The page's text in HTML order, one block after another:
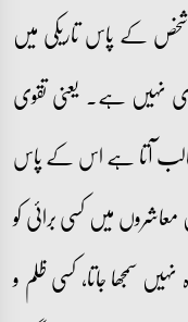
شخص کے پاس تاریکی میں
ہے۔ یعنی تقوی
آتا ہے اس کے پاس
میں کسی برائی کو
نہیں سمجھا جاتا، کسی ظلم و